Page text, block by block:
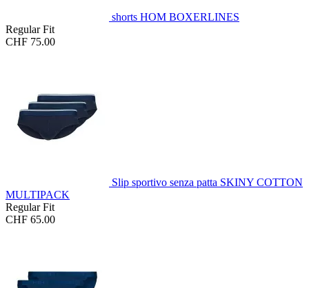
shorts HOM BOXERLINES
Regular Fit
CHF 75.00
Slip sportivo senza patta SKINY COTTON
MULTIPACK
Regular Fit
CHF 65.00